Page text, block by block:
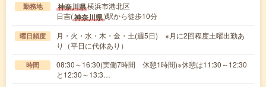
勤務地 神奈川県横浜市港北区
日吉(神奈川県)駅から徒歩10分
曜日頻度
月・火・水・木・金・土(週5日) ※月に2回程度土曜出勤あ
り（平日に代休あり）
時間
08:30～16:30(実働7時間 休憩1時間)※休憩は11:30～12:30
と12:30～13:3…